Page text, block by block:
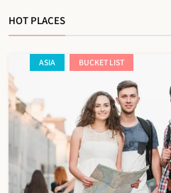
HOT PLACES
ASIA BUCKET LIST